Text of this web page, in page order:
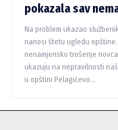
pokazala sav
Na problem ukazao
nanosi štetu ugledu opštine.
nenamjensko trošenje
ukazuju na nepravilnosti
u opštini Pelagićevo...